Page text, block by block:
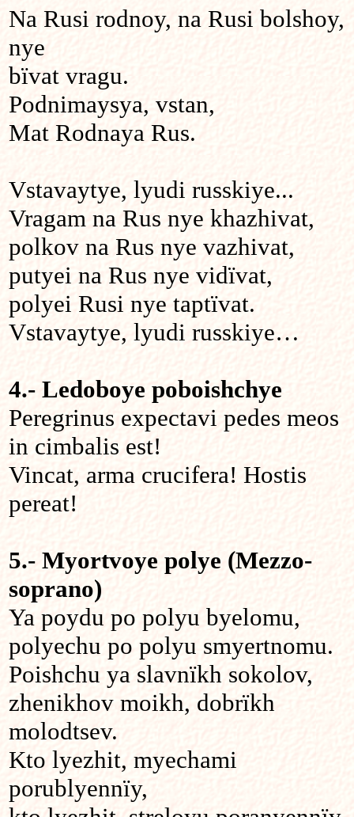
Na Rusi rodnoy, na Rusi bolshoy,
nye
bïvat vragu.
Podnimaysya, vstan,
Mat Rodnaya Rus.
Vstavaytye, lyudi russkiye...
Vragam na Rus nye khazhivat,
polkov na Rus nye vazhivat,
putyei na Rus nye vidïvat,
polyei Rusi nye taptïvat.
Vstavaytye, lyudi russkiye…
4.- Ledoboye poboishchye
Peregrinus expectavi pedes meos
in cimbalis est!
Vincat, arma crucifera! Hostis
pereat!
5.- Myortvoye polye (Mezzo-
soprano)
Ya poydu po polyu byelomu,
polyechu po polyu smyertnomu.
Poishchu ya slavnïkh sokolov,
zhenikhov moikh, dobrïkh
molodtsev.
Kto lyezhit, myechami
porublyennïy,